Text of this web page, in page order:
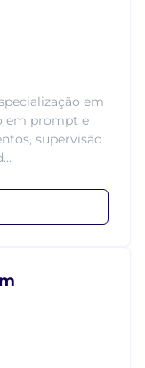
em
em prompt e
supervisão